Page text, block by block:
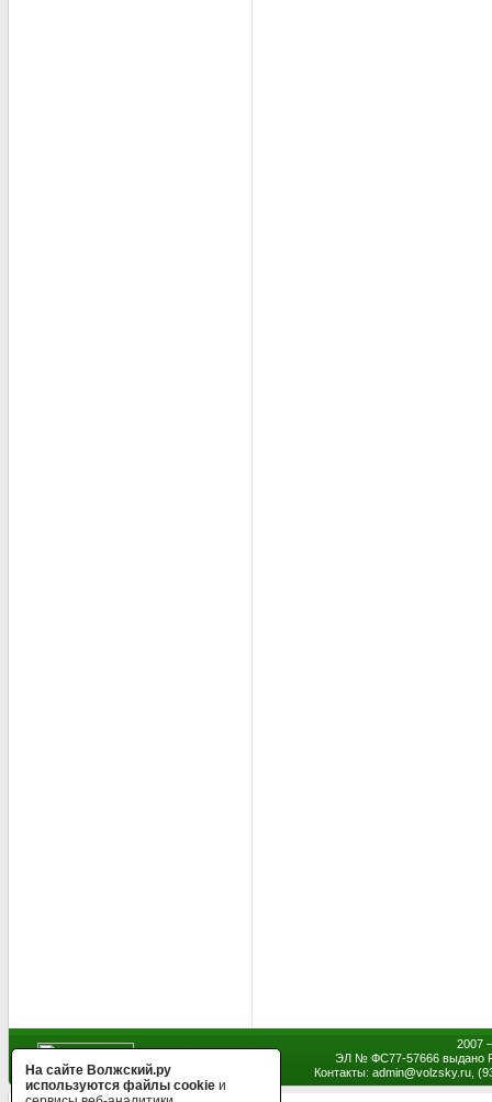
2007
ЭЛ № ФС77-57666 выдано
Контакты: admin@volzsky.ru,
На сайте Волжский.ру
используются файлы cookie и